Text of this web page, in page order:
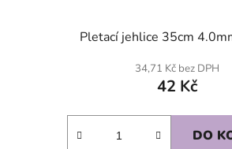
Pletací jehlice 35cm
34,71 Kč bez DPH
42 Kč
DO